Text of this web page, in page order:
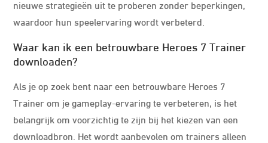
nieuwe strategieën uit te proberen zonder beperkingen,
waardoor hun speelervaring wordt verbeterd.
Waar kan ik een betrouwbare Heroes 7 Trainer
downloaden?
Als je op zoek bent naar een betrouwbare Heroes 7
Trainer om je gameplay-ervaring te verbeteren, is het
belangrijk om voorzichtig te zijn bij het kiezen van een
downloadbron. Het wordt aanbevolen om trainers alleen